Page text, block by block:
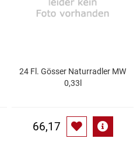
24 Fl. Gösser Naturradler MW
0,33l
66,17